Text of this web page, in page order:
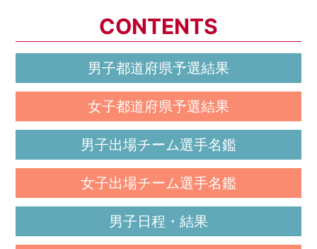
CONTENTS
男子都道府県予選結果
女子都道府県予選結果
男子出場チーム選手名鑑
女子出場チーム選手名鑑
男子日程・結果